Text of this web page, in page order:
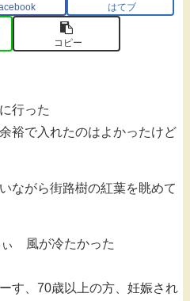
はてブ
コピー
行った
裕で入れたのはよかったけど
ながら街路樹の紅葉を眺めて
風が冷たかった
す、70歳以上の方、妊娠され